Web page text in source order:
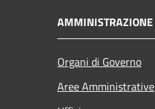
AMMINISTRAZIONE
Organi di Governo
Aree Amministrative